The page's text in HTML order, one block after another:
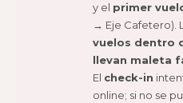
y el primer
→ Eje Cafetero).
vuelos dentro
llevan maleta
El check-in
online; si no se